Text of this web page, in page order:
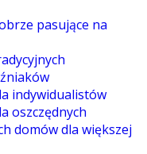
pasujące na
indywidualistów
oszczędnych
domów dla większej